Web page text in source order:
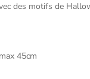
des motifs de
45cm